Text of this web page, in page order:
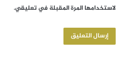
لاستخدامها المرة المقبلة في تعليقي.